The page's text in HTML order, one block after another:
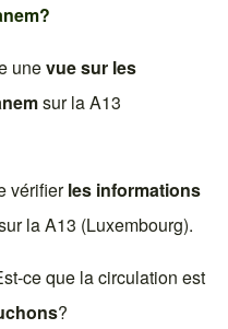
?
unevue sur les
sur laA13
vérifierles informations
laA13 (Luxembourg).
ce que la circulation est
?